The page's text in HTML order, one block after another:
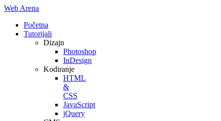
Web Arena
Početna
Tutorijali
Dizajn
Photoshop
InDesign
Kodiranje
HTML
&
CSS
JavaScript
jQuery